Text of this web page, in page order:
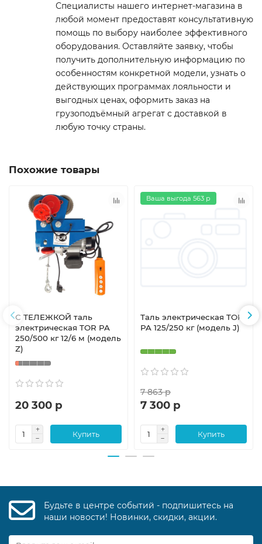
Специалисты нашего интернет-магазина в
любой момент предоставят консультативную
помощь по выбору наиболее эффективного
оборудования. Оставляйте заявку, чтобы
получить дополнительную информацию по
особенностям конкретной модели, узнать о
действующих программах лояльности и
выгодных ценах, оформить заказ на
грузоподъёмный агрегат с доставкой в
любую точку страны.
Похожие товары
С ТЕЛЕЖКОЙ таль
электрическая TOR PA
250/500 кг 12/6 м (модель
Z)
20 300 р
Купить
Ваша выгода 563 р
Таль электрическая TOR
PA 125/250 кг (модель J)
7 863 р
7 300 р
Купить
Будьте в центре событий - подпишитесь на
наши новости! Новинки, скидки, акции.